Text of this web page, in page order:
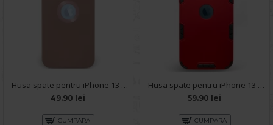
Husa spate pentru iPhone 13 Pro Max - Circle Case Roz Prafuit & Roz
49.90 lei
CUMPARA
Husa spate pentru iPhone 13 Pro Max - Mantis Case Rosu / Negru
59.90 lei
CUMPARA